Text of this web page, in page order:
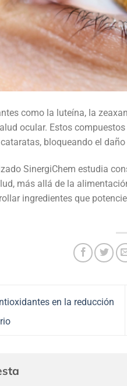
como la luteína, la
ocular. Estos
bloqueando el
SinergiChem estudia
más allá de la
ingredientes que
en la reducción